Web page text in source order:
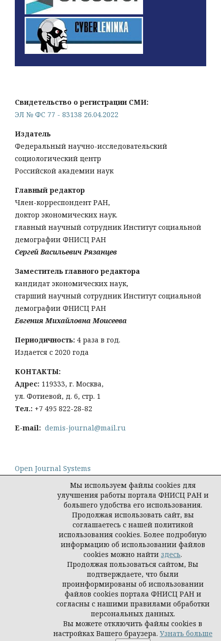
Свидетельство о регистрации СМИ:
ЭЛ № ФС 77 - 83138 26.04.2022
Издатель
Федеральный научно-исследовательский
социологический центр
Российской академии наук
Главный редактор
Член-корреспондент РАН,
доктор экономических наук.
главный научный сотрудник Институт социальной
демографии ФНИСЦ РАН
Сергей Васильевич Рязанцев
Заместитель главного редактора
кандидат экономических наук,
старший научный сотрудник Институт социальной
демографии ФНИСЦ РАН
Евгения Михайловна Моисеева
Периодичность: 4 раза в год.
Издается с 2020 года
КОНТАКТЫ:
Адрес: 119333, г. Москва,
ул. Фотиевой, д. 6, стр. 1
Тел.: +7 495 822-28-82
E-mail: demis-journal@mail.ru
Open Journal Systems
Политика конфиденциальности персональных
© Демис. Демографические исследования, 2026
Мы используем файлы cookies для
улучшения работы портала ФНИСЦ РАН и
большего удобства его использования.
Продолжая использовать сайт, вы
соглашаетесь с нашей политикой
использования cookies. Более подробную
информацию об использовании файлов
cookies можно найти здесь.
Продолжая пользоваться сайтом, Вы
подтверждаете, что были
проинформированы об использовании
файлов cookies портала ФНИСЦ РАН и
согласны с нашими правилами обработки
персональных данных.
Вы можете отключить файлы cookies в
настройках Вашего браузера. Узнать больше